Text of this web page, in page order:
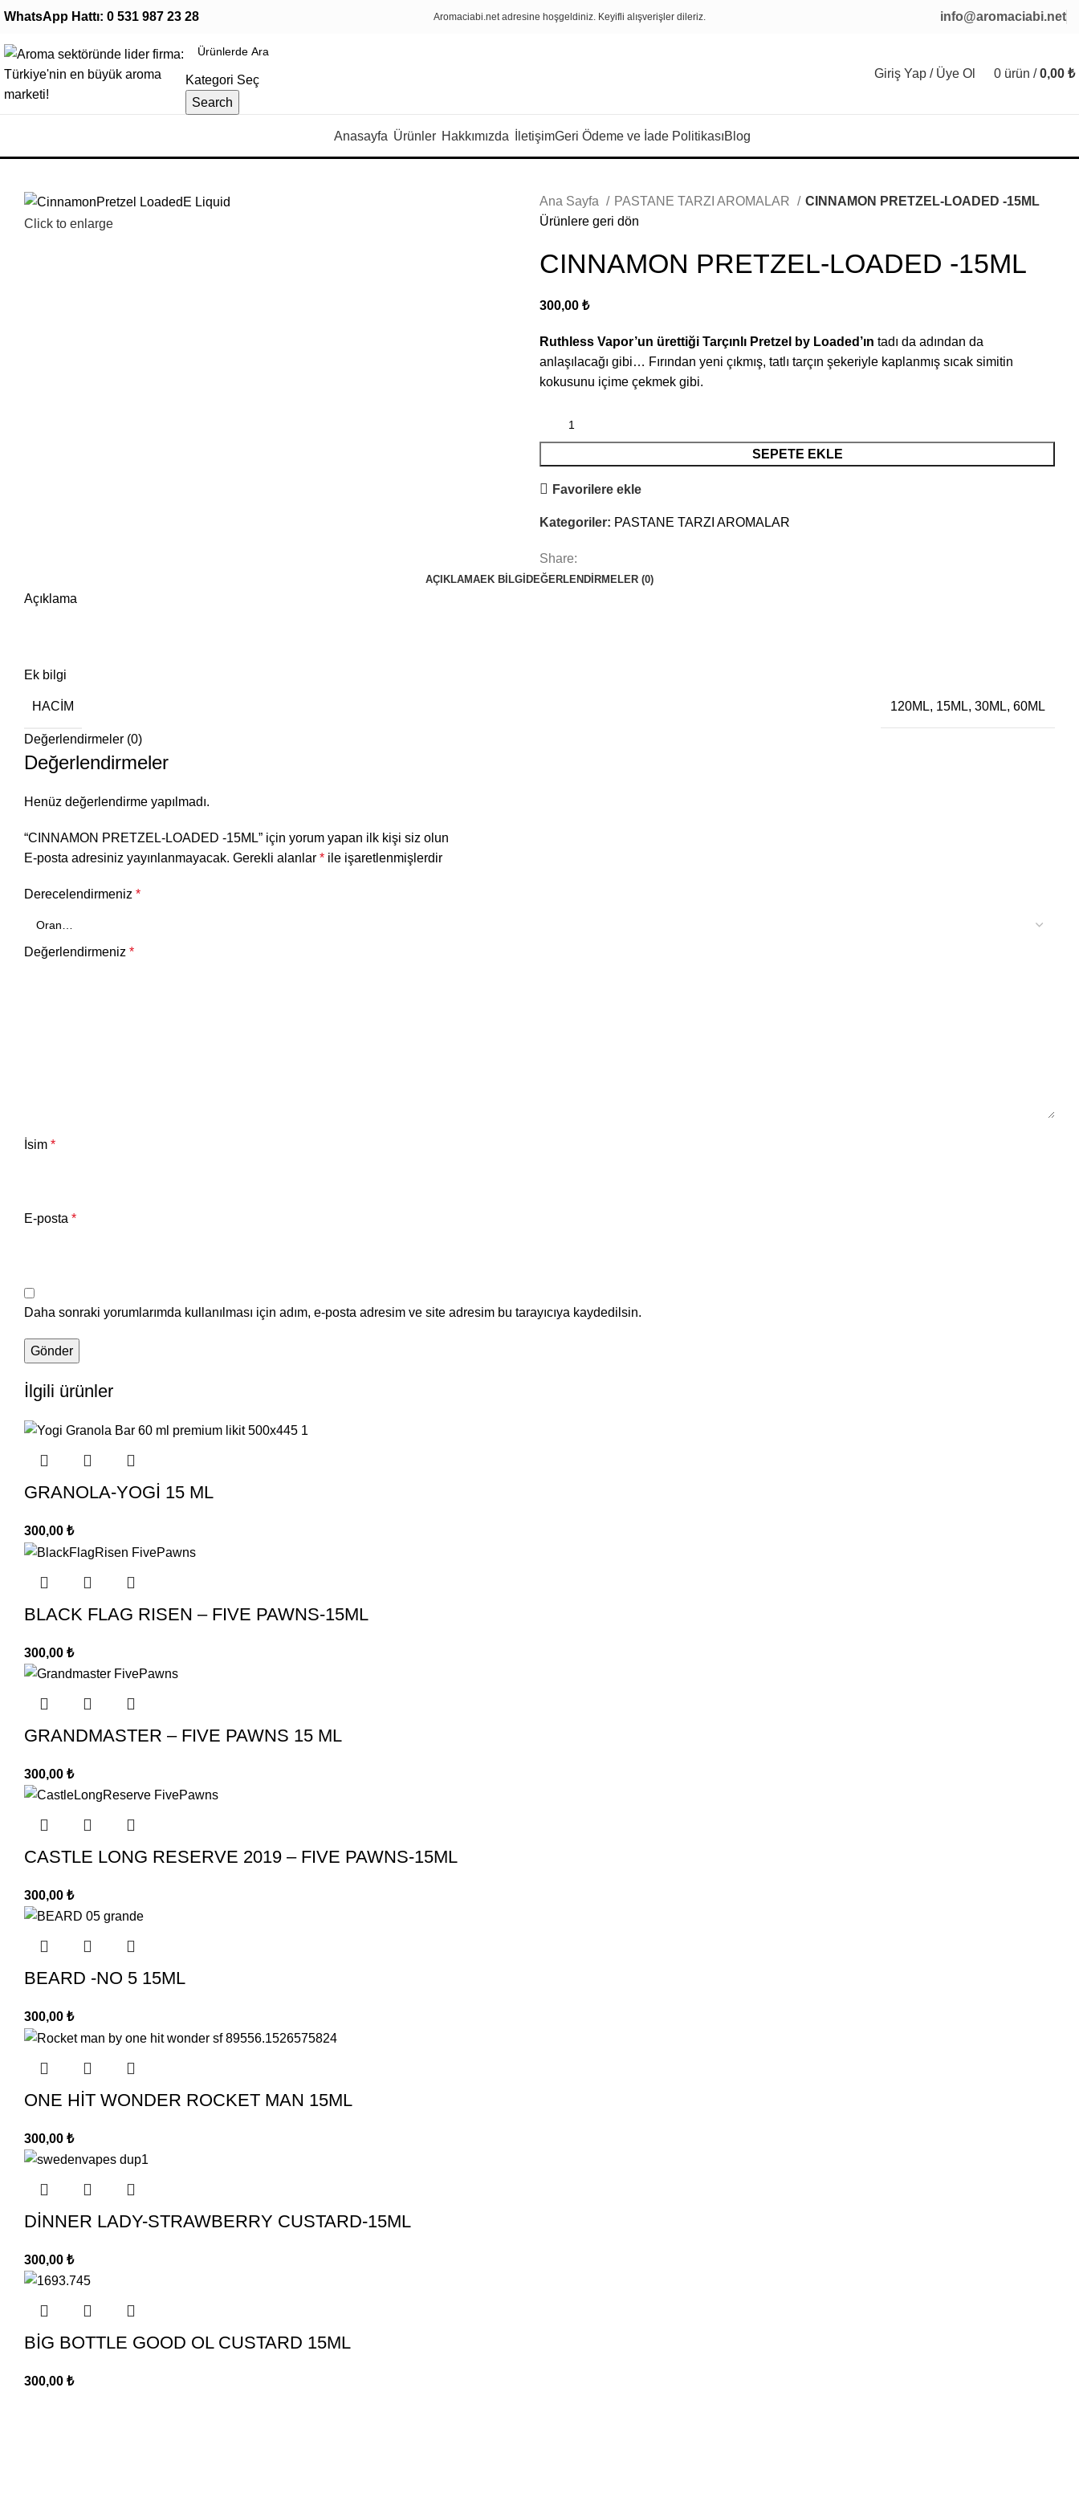
WhatsApp Hattı: 0 531 987 23 28 Aromaciabi.netadresine hoşgeldiniz. Keyifli alışverişler dileriz. info@aromaciabi.net
Kategori Seç
Search
Giriş Yap / Üye Ol 0 ürün / 0,00 ₺
Anasayfa Ürünler Hakkımızda İletişimGeri Ödeme ve İade PolitikasıBlog
Click to enlarge
Ana Sayfa PASTANE TARZI AROMALAR
CINNAMON PRETZEL-LOADED -15ML
Ürünlere geri dön
CINNAMON PRETZEL-LOADED -15ML
300,00 ₺
Ruthless Vapor’un ürettiği Tarçınlı Pretzel by Loaded’ın tadı da adından da
anlaşılacağı gibi… Fırından yeni çıkmış, tatlı tarçın şekeriyle kaplanmış sıcak simitin
kokusunu içime çekmek gibi.
SEPETE EKLE
Favorilere ekle
Kategoriler: PASTANE TARZI AROMALAR
Share:
AÇIKLAMAEK BILGI DEĞERLENDIRMELER (0)
Açıklama
Ek bilgi
HACIM 120ML, 15ML, 30ML, 60ML
Değerlendirmeler (0)
Değerlendirmeler
Henüz değerlendirme yapılmadı.
“CINNAMON PRETZEL-LOADED -15ML” için yorum yapan ilk kişi siz olun
E-posta adresiniz yayınlanmayacak. Gerekli alanlar * ile işaretlenmişlerdir
Derecelendirmeniz *
Değerlendirmeniz *
İsim *
E-posta *
Daha sonraki yorumlarımda kullanılması için adım, e-posta adresim ve site adresim bu tarayıcıya kaydedilsin.
İlgili ürünler
GRANOLA-YOGİ 15 ML
300,00 ₺
BLACK FLAG RISEN – FIVE PAWNS-15ML
300,00 ₺
GRANDMASTER – FIVE PAWNS 15 ML
300,00 ₺
CASTLE LONG RESERVE 2019 – FIVE PAWNS-15ML
300,00 ₺
BEARD -NO 5 15ML
300,00 ₺
ONE HİT WONDER ROCKET MAN 15ML
300,00 ₺
DİNNER LADY-STRAWBERRY CUSTARD-15ML
300,00 ₺
BİG BOTTLE GOOD OL CUSTARD 15ML
300,00 ₺